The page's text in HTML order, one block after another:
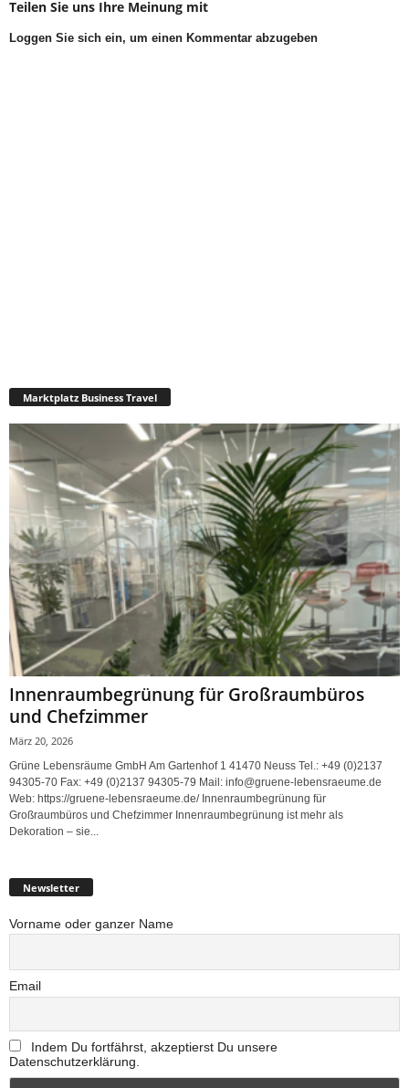
Teilen Sie uns Ihre Meinung mit
Loggen Sie sich ein, um einen Kommentar abzugeben
Marktplatz Business Travel
Innenraumbegrünung für Großraumbüros
und Chefzimmer
März 20, 2026
Grüne Lebensräume GmbH Am Gartenhof 1 41470 Neuss Tel.: +49 (0)2137
94305-70 Fax: +49 (0)2137 94305-79 Mail: info@gruene-lebensraeume.de
Web: https://gruene-lebensraeume.de/ Innenraumbegrünung für
Großraumbüros und Chefzimmer Innenraumbegrünung ist mehr als
Dekoration – sie...
Newsletter
Vorname oder ganzer Name
Email
Indem Du fortfährst, akzeptierst Du unsere
Datenschutzerklärung.